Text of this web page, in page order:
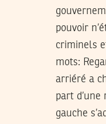
pouvoir
criminels
mots:
arriéré a
part d’une
gauche